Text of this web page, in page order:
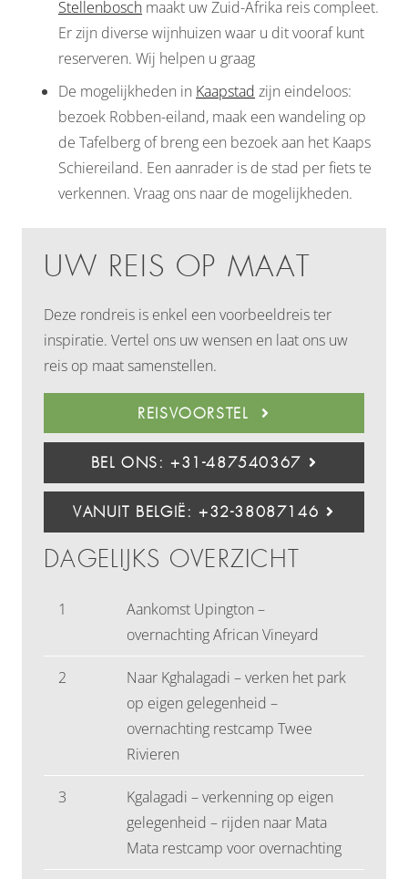
Stellenbosch maakt uw Zuid-Afrika reis compleet.
Er zijn diverse wijnhuizen waar u dit vooraf kunt
reserveren. Wij helpen u graag
De mogelijkheden in Kaapstad zijn eindeloos:
bezoek Robben-eiland, maak een wandeling op
de Tafelberg of breng een bezoek aan het Kaaps
Schiereiland. Een aanrader is de stad per fiets te
verkennen. Vraag ons naar de mogelijkheden.
UW REIS OP MAAT
Deze rondreis is enkel een voorbeeldreis ter
inspiratie. Vertel ons uw wensen en laat ons uw
reis op maat samenstellen.
REISVOORSTEL
BEL ONS: +31-487540367
VANUIT BELGIË: +32-38087146
DAGELIJKS OVERZICHT
1
Aankomst Upington –
overnachting African Vineyard
2
Naar Kghalagadi – verken het park
op eigen gelegenheid –
overnachting restcamp Twee
Rivieren
3
Kgalagadi – verkenning op eigen
gelegenheid – rijden naar Mata
Mata restcamp voor overnachting